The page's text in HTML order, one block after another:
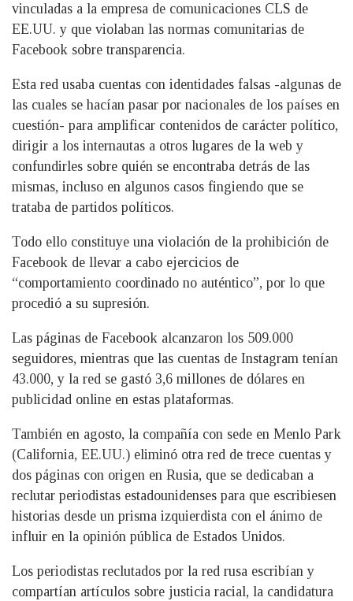
vinculadas a la empresa de comunicaciones CLS de
EE.UU. y que violaban las normas comunitarias de
Facebook sobre transparencia.
Esta red usaba cuentas con identidades falsas -algunas de
las cuales se hacían pasar por nacionales de los países en
cuestión- para amplificar contenidos de carácter político,
dirigir a los internautas a otros lugares de la web y
confundirles sobre quién se encontraba detrás de las
mismas, incluso en algunos casos fingiendo que se
trataba de partidos políticos.
Todo ello constituye una violación de la prohibición de
Facebook de llevar a cabo ejercicios de
“comportamiento coordinado no auténtico”, por lo que
procedió a su supresión.
Las páginas de Facebook alcanzaron los 509.000
seguidores, mientras que las cuentas de Instagram tenían
43.000, y la red se gastó 3,6 millones de dólares en
publicidad online en estas plataformas.
También en agosto, la compañía con sede en Menlo Park
(California, EE.UU.) eliminó otra red de trece cuentas y
dos páginas con origen en Rusia, que se dedicaban a
reclutar periodistas estadounidenses para que escribiesen
historias desde un prisma izquierdista con el ánimo de
influir en la opinión pública de Estados Unidos.
Los periodistas reclutados por la red rusa escribían y
compartían artículos sobre justicia racial, la candidatura